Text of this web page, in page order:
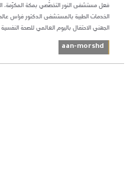
فعل مستشفى النور التخصُّصي بمكة المكرّمة،
الخدمات الطبية بالمستشفى الدكتور فراس
الجهني الاحتفال باليوم العالمي للصحة
aan-morshd